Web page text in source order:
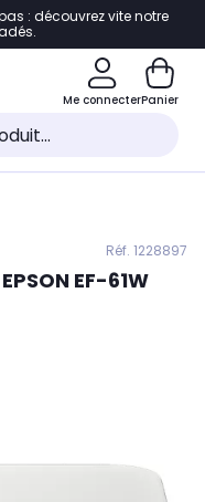
: découvrez vite notre
Me connecterPanier
Réf. 1228897
EPSON EF-61W